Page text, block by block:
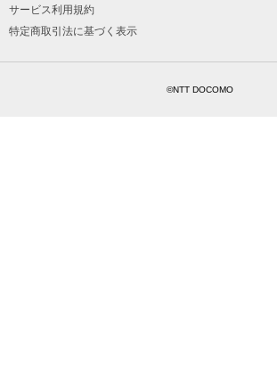
サービス利用規約
特定商取引法に基づく表示
©NTT DOCOMO